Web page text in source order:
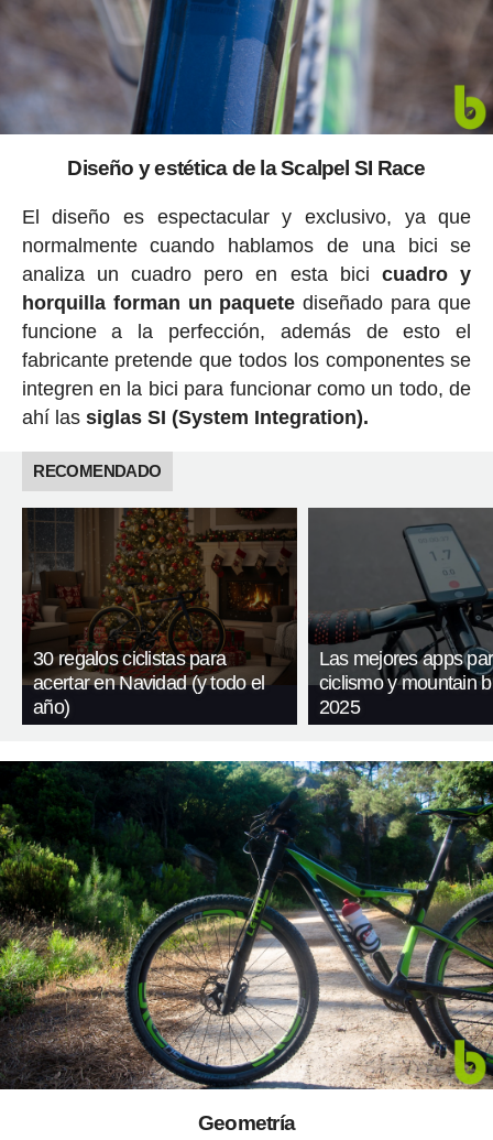
Diseño y estética de la Scalpel SI Race
El diseño es espectacular y exclusivo, ya que
normalmente cuando hablamos de una bici se
analiza un cuadro pero en esta bicicuadro y
horquilla forman un paquete diseñado para que
funcione a la perfección, además de esto el
fabricante pretende que todos los componentes se
integren en la bici para funcionar como un todo, de
ahí las siglas SI (System Integration).
RECOMENDADO
30 regalos ciclistas para
acertar en Navidad (y todo el
año)
Las mejores apps
ciclismo y mountain
2025
Geometría